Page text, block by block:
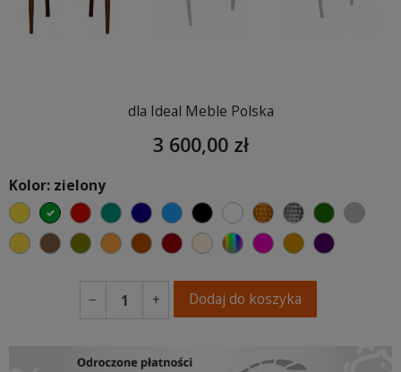
dla Ideal Meble Polska
3 600,00 zł
Kolor: zielony
żółtyzielonyczerwonyturkusowygranatowyniebieski
czarnybiałyzłotysrebrny
szary
musztardowy
brązowyoliwkowypomarańczowy
ceglastybordowyecru beżowy
wybór koloru
fuksjakoniakowy
fioletowy
− + Dodaj do koszyka